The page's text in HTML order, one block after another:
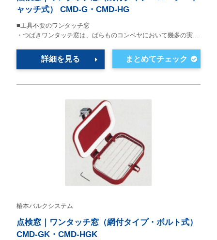
ャッチ式） CMD-G・CMD-HG
■工具不要のワンタッチ窓
・つばきワンタッチ窓は、ばらものコンベヤにおいて幾多の実…
詳細を見る
椿本バルクシステム
点検窓｜ワンタッチ窓（網付タイプ・ボルト式）
CMD-GK・CMD-HGK